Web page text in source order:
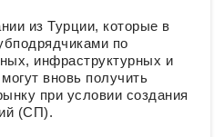
из Турции, которые в
по
инфраструктурных и
вновь получить
при условии создания
(СП).